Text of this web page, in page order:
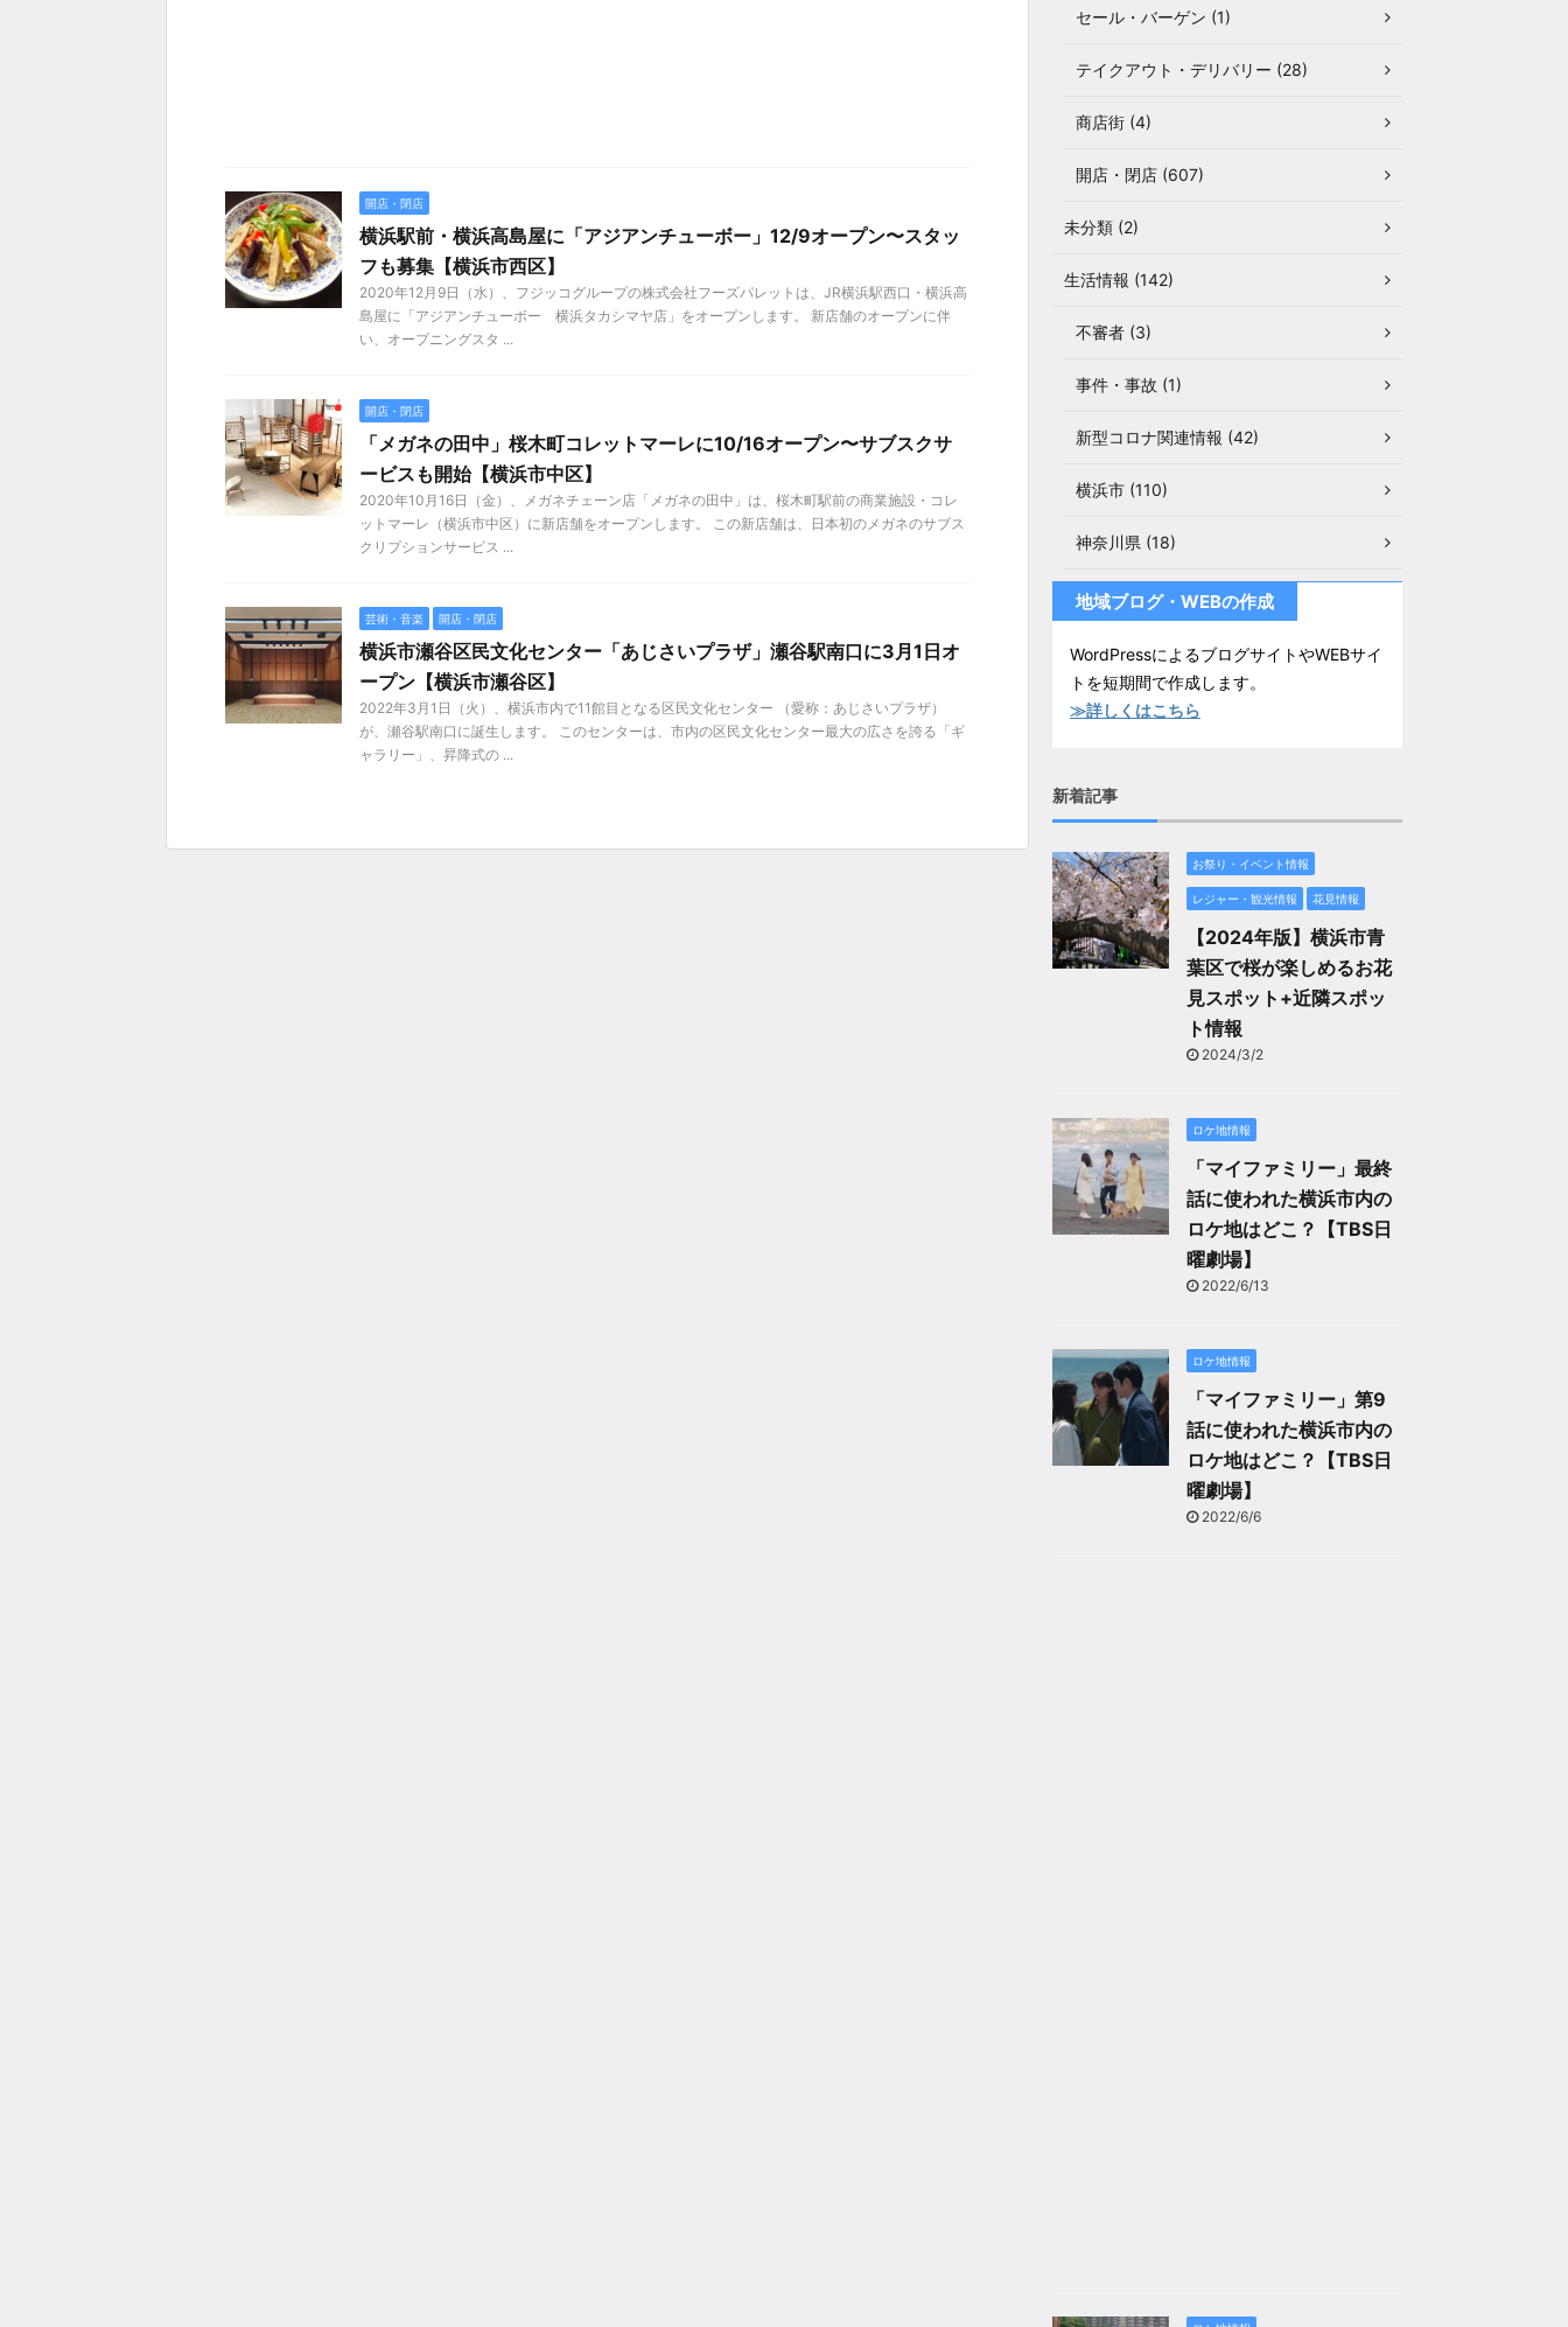
開店・閉店
横浜駅前・横浜高島屋に「アジアンチューボー」12/9オープン〜スタッ
フも募集【横浜市西区】
2020年12月9日（水）、フジッコグループの株式会社フーズパレットは、JR横浜駅西口・横浜高
島屋に「アジアンチューボー 横浜タカシマヤ店」をオープンします。 新店舗のオープンに伴
い、オープニングスタ ...
開店・閉店
「メガネの田中」桜木町コレットマーレに10/16オープン〜サブスクサ
ービスも開始【横浜市中区】
2020年10月16日（金）、メガネチェーン店「メガネの田中」は、桜木町駅前の商業施設・コレ
ットマーレ（横浜市中区）に新店舗をオープンします。 この新店舗は、日本初のメガネのサブス
クリプションサービス ...
芸術・音楽 開店・閉店
横浜市瀬谷区民文化センター「あじさいプラザ」瀬谷駅南口に3月1日オ
ープン【横浜市瀬谷区】
2022年3月1日（火）、横浜市内で11館目となる区民文化センター （愛称：あじさいプラザ）
が、瀬谷駅南口に誕生します。 このセンターは、市内の区民文化センター最大の広さを誇る「ギ
ャラリー」、昇降式の ...
セール・バーゲン (1)
テイクアウト・デリバリー (28)
商店街 (4)
開店・閉店 (607)
未分類 (2)
生活情報 (142)
不審者 (3)
事件・事故 (1)
新型コロナ関連情報 (42)
横浜市 (110)
神奈川県 (18)
地域ブログ・WEBの作成
WordPressによるブログサイトやWEBサイ
トを短期間で作成します。
≫詳しくはこちら
新着記事
お祭り・イベント情報
レジャー・観光情報 花見情報
【2024年版】横浜市青
葉区で桜が楽しめるお花
見スポット+近隣スポッ
ト情報
2024/3/2
ロケ地情報
「マイファミリー」最終
話に使われた横浜市内の
ロケ地はどこ？【TBS日
曜劇場】
2022/6/13
ロケ地情報
「マイファミリー」第9
話に使われた横浜市内の
ロケ地はどこ？【TBS日
曜劇場】
2022/6/6